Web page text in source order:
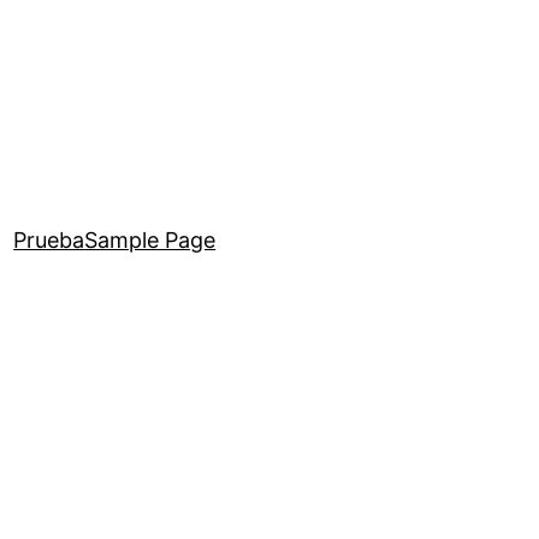
PruebaSample Page